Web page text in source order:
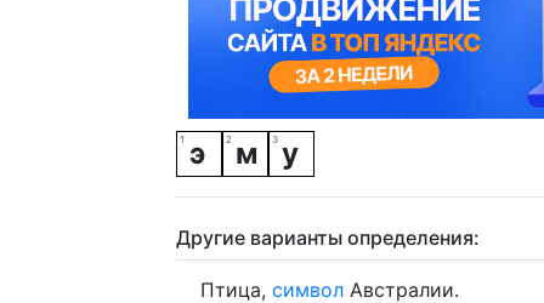
э м у
Другие варианты определения:
Птица, символ Австралии.